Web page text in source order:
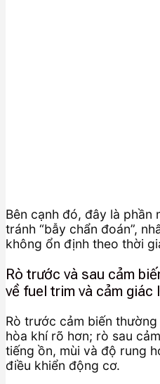
Bên cạnh đó, đây là phần
tránh “bẫy chẩn đoán”,
không ổn định theo thời
Rò trước và sau cảm
về fuel trim và cảm giác
Rò trước cảm biến
hòa khí rõ hơn; rò sau
tiếng ồn, mùi và độ rung
điều khiển động cơ.